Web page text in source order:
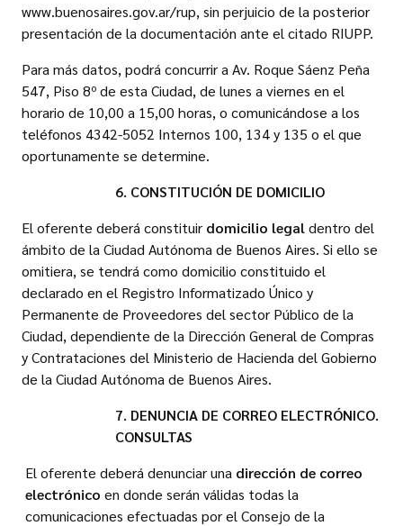
www.buenosaires.gov.ar/rup, sin perjuicio de la posterior
presentación de la documentación ante el citado RIUPP.
Para más datos, podrá concurrir a Av. Roque Sáenz Peña
547, Piso 8º de esta Ciudad, de lunes a viernes en el
horario de 10,00 a 15,00 horas, o comunicándose a los
teléfonos 4342-5052 Internos 100, 134 y 135 o el que
oportunamente se determine.
6. CONSTITUCIÓN DE DOMICILIO
El oferente deberá constituir domicilio legaldentro del
ámbito de la Ciudad Autónoma de Buenos Aires. Si ello se
omitiera, se tendrá como domicilio constituido el
declarado en el Registro Informatizado Único y
Permanente de Proveedores del sector Público de la
Ciudad, dependiente de la Dirección General de Compras
y Contrataciones del Ministerio de Hacienda del Gobierno
de la Ciudad Autónoma de Buenos Aires.
7. DENUNCIA DE CORREO ELECTRÓNICO.
CONSULTAS
El oferente deberá denunciar una dirección de correo
electrónico en donde serán válidas todas la
comunicaciones efectuadas por el Consejo de la